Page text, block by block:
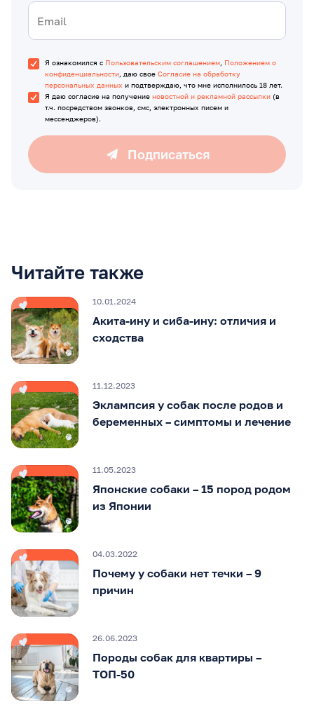
Я ознакомился с Пользовательским соглашением, Положением о
конфиденциальности, даю свое Согласие на обработку
персональных данных и подтверждаю, что мне исполнилось 18 лет.
Я даю согласие на получение новостной и рекламной рассылки (в
т.ч. посредством звонков, смс, электронных писем и
мессенджеров).
Подписаться
Читайте также
10.01.2024
Акита-ину и сиба-ину: отличия и
сходства
11.12.2023
Эклампсия у собак после родов и
беременных – симптомы и лечение
11.05.2023
Японские собаки – 15 пород родом
из Японии
04.03.2022
Почему у собаки нет течки – 9
причин
26.06.2023
Породы собак для квартиры –
ТОП-50